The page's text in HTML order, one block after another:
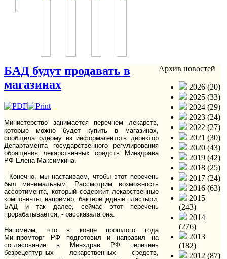
БАД будут продавать в
магазинах
Министерство занимается перечнем лекарств,
которые можно будет купить в магазинах,
сообщила одному из информагентств директор
Департамента государственного регулирования
обращения лекарственных средств Минздрава
РФ Елена Максимкина.
- Конечно, мы настаиваем, чтобы этот перечень
был минимальным. Рассмотрим возможность
ассортимента, который содержит лекарственные
компоненты, например, бактерицидные пластыри,
БАД и так далее, сейчас этот перечень
прорабатывается, - рассказала она.
Напомним, что в конце прошлого года
Минпромторг РФ подготовил и направил на
согласование в Минздрав РФ перечень
безрецептурных лекарственных средств,
Архив новостей
2026 (20)
2025 (33)
2024 (29)
2023 (24)
2022 (27)
2021 (30)
2020 (43)
2019 (42)
2018 (25)
2017 (24)
2016 (63)
2015
(243)
2014
(276)
2013
(182)
2012 (87)